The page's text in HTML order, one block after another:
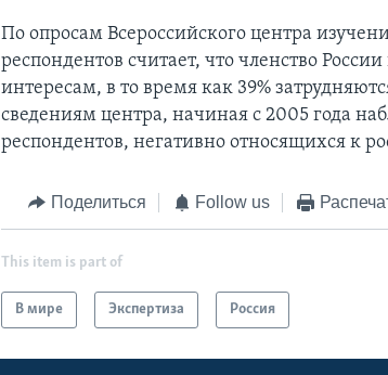
По опросам Всероссийского центра
респондентов считает, что членство
интересам, в то время как 39%
сведениям центра, начиная с 2005 года
респондентов, негативно относящихся к
Поделиться Follow us
This item is part of
В мире Экспертиза Россия